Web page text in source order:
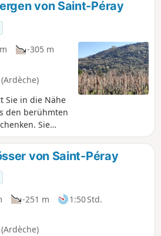
von Saint-Péray
-305 m
Sie in die Nähe
den berühmten
Sie
auf Pfählen
und
die einen
Diese
Ausblicke
den Hügel von
sowie den
von Saint-Péray
-251 m
1:50 Std.